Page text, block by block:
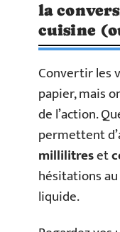
la
cuisine
Convertir les
papier, mais
de l’action.
permettent
millilitreset
hésitations
liquide.